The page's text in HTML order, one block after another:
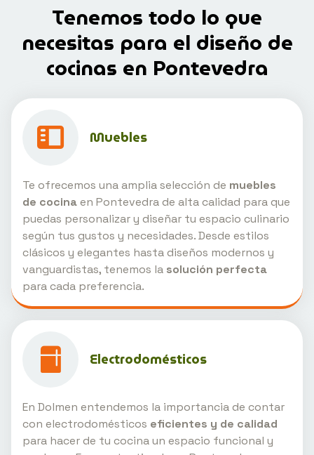
Tenemos todo lo que
necesitas para el diseño de
cocinas en Pontevedra
Muebles
Te ofrecemos una amplia selección de muebles
de cocina en Pontevedra de alta calidad para que
puedas personalizar y diseñar tu espacio culinario
según tus gustos y necesidades. Desde estilos
clásicos y elegantes hasta diseños modernos y
vanguardistas, tenemos la solución perfecta
para cada preferencia.
Electrodomésticos
En Dolmen entendemos la importancia de contar
con electrodomésticos eficientes y de calidad
para hacer de tu cocina un espacio funcional y